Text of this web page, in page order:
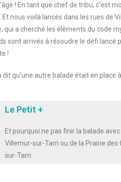
! En tant que chef de tribu, c’est
Et nous voilà lancés dans les rues de
qui a cherché les éléments du code
sont arrivés à résoudre le défi lancé
!
dit qu’une autre balade était en place
Le Petit +
Et pourquoi ne pas finir la balade
Villemur-sur-Tarn ou de la Prairie
sur-Tarn.